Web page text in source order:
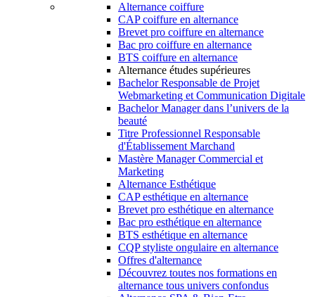
Alternance coiffure
CAP coiffure en alternance
Brevet pro coiffure en alternance
Bac pro coiffure en alternance
BTS coiffure en alternance
Alternance études supérieures
Bachelor Responsable de Projet
Webmarketing et Communication Digitale
Bachelor Manager dans l’univers de la
beauté
Titre Professionnel Responsable
d'Établissement Marchand
Mastère Manager Commercial et
Marketing
Alternance Esthétique
CAP esthétique en alternance
Brevet pro esthétique en alternance
Bac pro esthétique en alternance
BTS esthétique en alternance
CQP styliste ongulaire en alternance
Offres d'alternance
Découvrez toutes nos formations en
alternance tous univers confondus